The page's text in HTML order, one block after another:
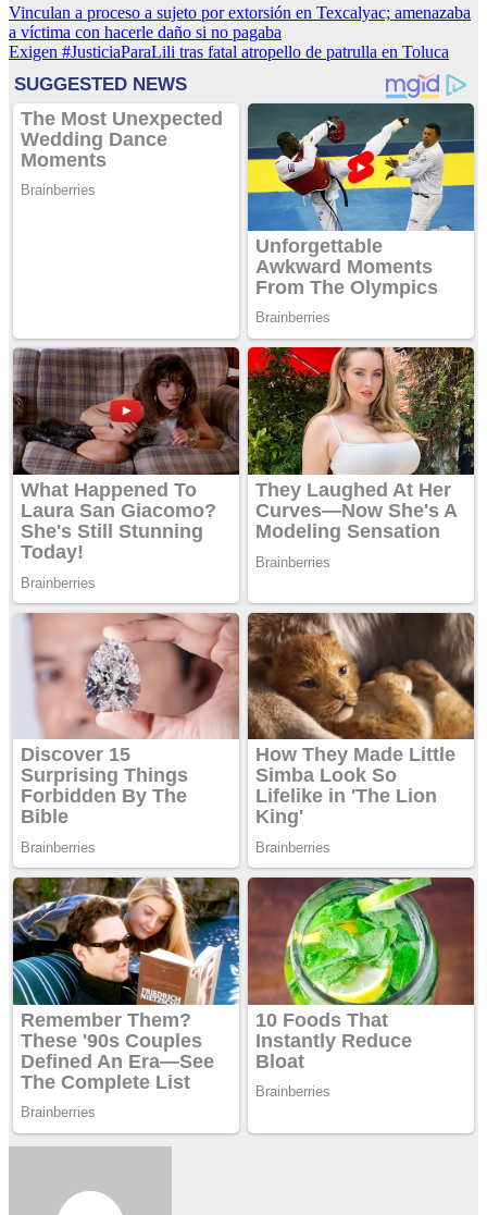
Navegación
de
entradas
Vinculan a proceso a sujeto por extorsión en Texcalyac; amenazaba
a víctima con hacerle daño si no pagaba
Exigen #JusticiaParaLili tras fatal atropello de patrulla en Toluca